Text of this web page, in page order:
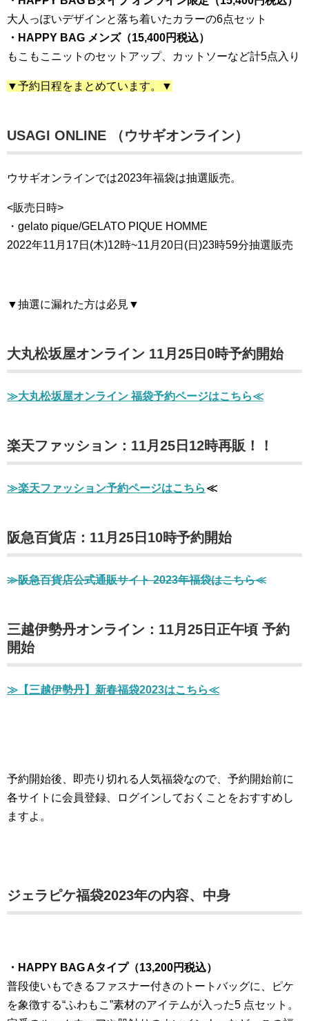
大人っぽいデザインと落ち着いたカラーの6点セット
・HAPPY BAG メンズ（15,400円税込）
もこもこニットのセットアップ、カットソーなど計5点入り
▼予約日程をまとめています。▼
USAGI ONLINE （ウサギオンライン）
ウサギオンラインでは2023年福袋は抽選販売。
<販売日時>
・gelato pique/GELATO PIQUE HOMME
2022年11月17日(木)12時~11月20日(日)23時59分抽選販売
▼抽選に漏れた方は必見▼
大丸松坂屋オンライン 11月25日0時予約開始
≫大丸松坂屋オンライン 福袋予約ページはこちら≪
楽天ファッション：11月25日12時再販！！
≫楽天ファッション予約ページはこちら≪
阪急百貨店：11月25日10時予約開始
≫阪急百貨店公式通販サイト 2023年福袋はこちら≪
三越伊勢丹オンライン：11月25日正午頃 予約
開始
≫【三越伊勢丹】新春福袋2023はこちら≪
予約開始後、即売り切れる人気福袋なので、予約開始前に
各サイトに会員登録、ログインしておくことをおすすめし
ますよ。
ジェラピケ福袋2023年の内容、中身
・HAPPY BAG Aタイプ（13,200円税込）
普段使いもできるファスナー付きのトートバッグに、ピケ
を象徴する“ふわもこ”素材のアイテムが入った5 点セット。